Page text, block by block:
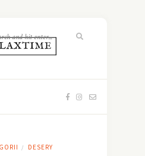
/ DESERY